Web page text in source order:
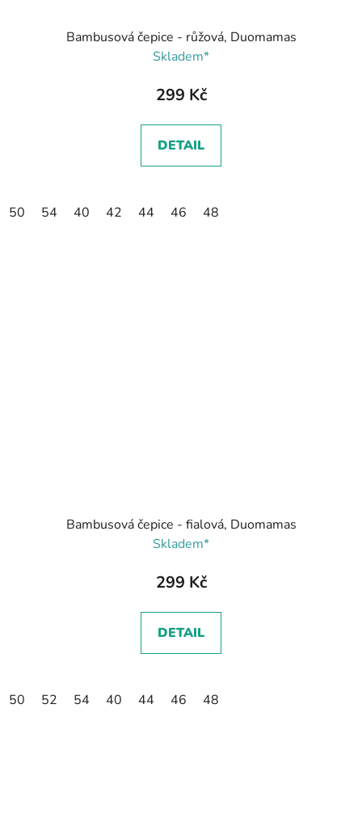
Bambusová čepice - růžová, Duomamas
Skladem*
299 Kč
DETAIL
50 54 40 42 44 46 48
Bambusová čepice - fialová, Duomamas
Skladem*
299 Kč
DETAIL
50 52 54 40 44 46 48